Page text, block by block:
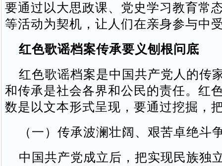
要通过以大思政课、党史学习教育常
等活动为契机，让人们在亲身参与中
红色歌谣档案传承要义刨根问底
红色歌谣档案是中国共产党人的传
和传承是社会各界和公民的责任。红
数是以文本形式呈现，要通过挖掘，
（一）传承波澜壮阔、艰苦卓绝斗
中国共产党成立后，把实现民族独